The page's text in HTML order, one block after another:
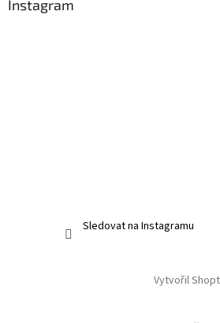
Instagram
Sledovat na Instagramu
Vytvořil